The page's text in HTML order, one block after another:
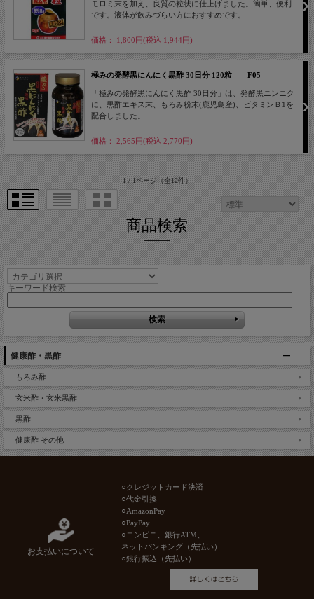
モロミ末を加え、良質の粒状に仕上げました。簡単、便利
です。液体が飲みづらい方におすすめです。
価格： 1,800円(税込 1,944円)
極みの発酵黒にんにく黒酢 30日分 120粒 F05
「極みの発酵黒にんにく黒酢 30日分」は、発酵黒ニンニク
に、黒酢エキス末、もろみ粉末(鹿児島産)、ビタミンＢ1を
配合しました。
価格： 2,565円(税込 2,770円)
1 / 1ページ（全12件）
商品検索
キーワード検索
健康酢・黒酢
もろみ酢
玄米酢・玄米黒酢
黒酢
健康酢 その他
お支払いについて
○クレジットカード決済
○代金引換
○AmazonPay
○PayPay
○コンビニ、銀行ATM、
ネットバンキング（先払い）
○銀行振込（先払い）